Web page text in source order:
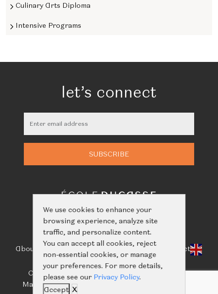
Culinary Arts Diploma
Intensive Programs
let’s connect
About Us Calendar Shop Learn Contact
Call us: +66(0)61-416-2844/ +66(0)93-656-5659
Mail us:
ecoleducassebangkok@nailertgroup.com
We use cookies to enhance your
browsing experience, analyze site
traffic, and personalize content.
You can accept all cookies, reject
non-essential cookies, or manage
your preferences. For more details,
please see our Privacy Policy.
Accept X